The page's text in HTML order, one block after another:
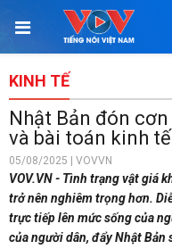
KINH TẾ
Nhật Bản đón
và bài toán kinh
05/08/2025 | VOVVN
VOV.VN - Tình trạng vật giá
trở nên nghiêm trọng hơn.
trực tiếp lên mức sống của
của người dân, đẩy Nhật Bản